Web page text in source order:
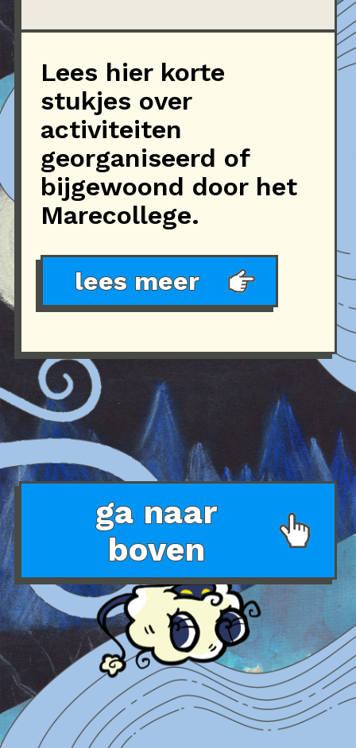
Lees hier korte
stukjes over
activiteiten
georganiseerd of
bijgewoond door het
Marecollege.
lees meer
ga naar
boven